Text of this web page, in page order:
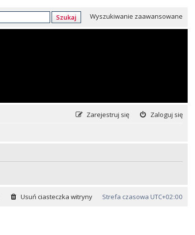
Szukaj Wyszukiwanie zaawansowane
Zaloguj się
Zarejestruj się
Strefa czasowa UTC+02:00
Usuń ciasteczka witryny